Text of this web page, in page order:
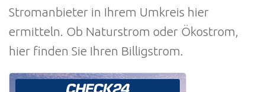
Stromanbieter in Ihrem Umkreis hier
ermitteln. Ob Naturstrom oder Ökostrom,
hier finden Sie Ihren Billigstrom.